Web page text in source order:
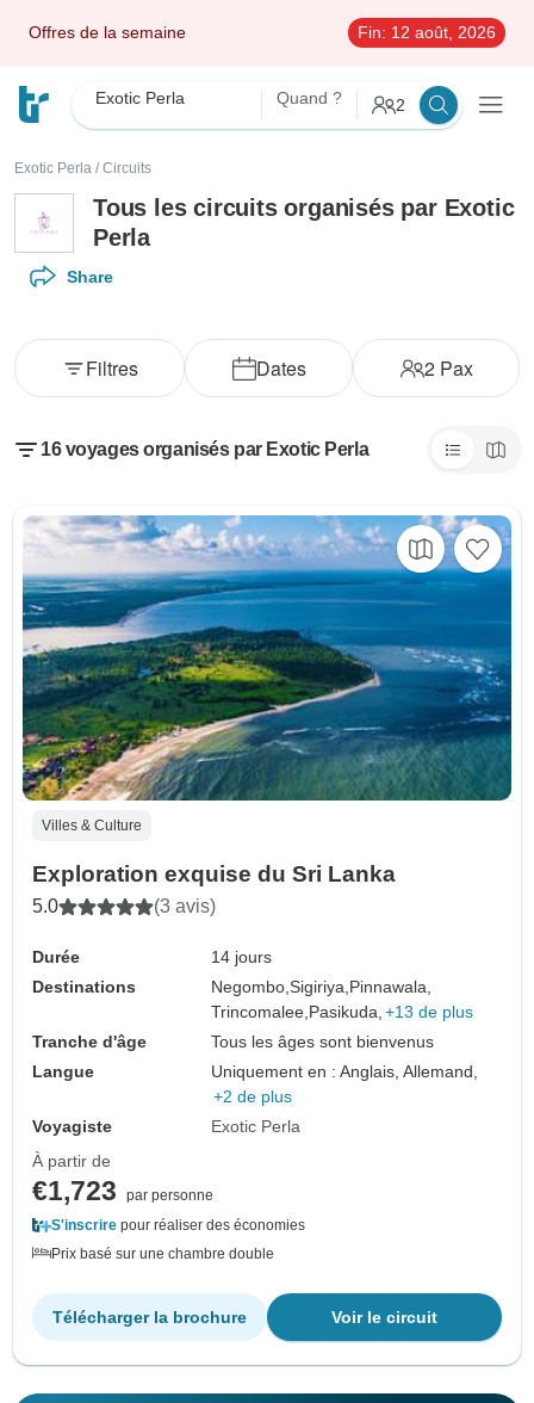
Offres de la semaine Fin: 12 août, 2026
Exotic Perla Quand ? 2
Exotic Perla / Circuits
Tous les circuits organisés par Exotic
Perla
Share
Dates 2Pax
Filtres
16 voyages organisés par Exotic Perla
Villes & Culture
Exploration exquise du Sri Lanka
5.0 (3 avis)
Durée
14 jours
Destinations
Negombo,Sigiriya, Pinnawala,
Trincomalee, Pasikuda, +13 de plus
Tranche d'âge
Tous les âges sont bienvenus
Langue
Uniquement en : Anglais, Allemand,
+2 de plus
Voyagiste
Exotic Perla
À partir de
€1,723
par personne
S'inscrire pour réaliser des économies
Prix basé sur une chambre double
Voir le circuit
Télécharger la brochure